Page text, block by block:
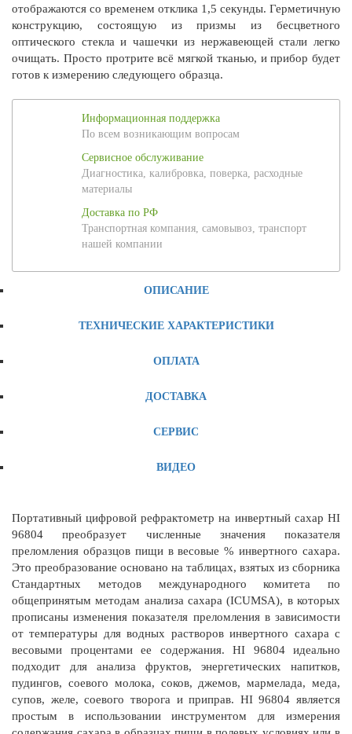
отображаются со временем отклика 1,5 секунды. Герметичную
конструкцию, состоящую из призмы из бесцветного
оптического стекла и чашечки из нержавеющей стали легко
очищать. Просто протрите всё мягкой тканью, и прибор будет
готов к измерению следующего образца.
Информационная поддержка
По всем возникающим вопросам
Сервисное обслуживание
Диагностика, калибровка, поверка, расходные
материалы
Доставка по РФ
Транспортная компания, самовывоз, транспорт
нашей компании
ОПИСАНИЕ
ТЕХНИЧЕСКИЕ ХАРАКТЕРИСТИКИ
ОПЛАТА
ДОСТАВКА
СЕРВИС
ВИДЕО
Портативный цифровой рефрактометр на инвертный сахар HI
96804 преобразует численные значения показателя
преломления образцов пищи в весовые % инвертного сахара.
Это преобразование основано на таблицах, взятых из сборника
Стандартных методов международного комитета по
общепринятым методам анализа сахара (ICUMSA), в которых
прописаны изменения показателя преломления в зависимости
от температуры для водных растворов инвертного сахара с
весовыми процентами ее содержания. HI 96804 идеально
подходит для анализа фруктов, энергетических напитков,
пудингов, соевого молока, соков, джемов, мармелада, меда,
супов, желе, соевого творога и приправ. HI 96804 является
простым в использовании инструментом для измерения